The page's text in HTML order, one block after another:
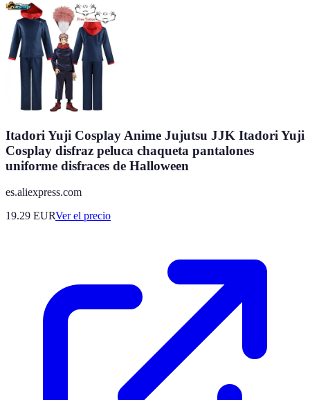
Itadori Yuji Cosplay Anime Jujutsu JJK Itadori Yuji
Cosplay disfraz peluca chaqueta pantalones
uniforme disfraces de Halloween
es.aliexpress.com
19.29 EURVer el precio